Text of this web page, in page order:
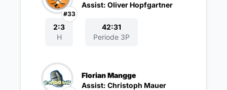
#33
Assist: Oliver Hopfgartner
2:3
H
42:31
Periode 3P
Florian Mangge
Assist: Christoph Mauer